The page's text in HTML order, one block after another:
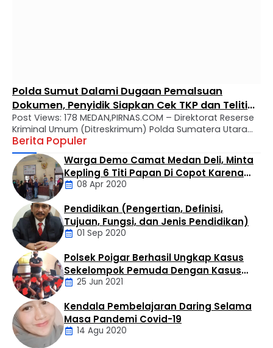
Polda Sumut Dalami Dugaan Pemalsuan
Dokumen, Penyidik Siapkan Cek TKP dan Teliti
Sejumlah Bukti
Post Views: 178 MEDAN,PIRNAS.COM – Direktorat Reserse
Kriminal Umum (Ditreskrimum) Polda Sumatera Utara
terus mendalami dugaan tindak pidana pemalsuan
surat yang dilaporkan oleh Charles Bronson Surbakti.
Hal tersebut tertuang dalam surat pemberitahuan
perkembangan hasil penyelidikan (SP2HP) bernomor
B/1723/VII/RES.1.9/2026/Ditreskrimum tertanggal 17 Juli
2026. Dalam surat tersebut dijelaskan, penyelidikan
dilakukan berdasarkan Laporan Polisi Nomor
LP/B/652/IV/2026/SPKT/Polda Sumatera Utara …
Berita Populer
Daerah
Warga Demo Camat Medan Deli, Minta
Kepling 6 Titi Papan Di Copot Karena
Tak Perduli Sama Warganya
08 Apr 2020
Artikel
Pendidikan (Pengertian, Definisi,
Tujuan, Fungsi, dan Jenis Pendidikan)
01 Sep 2020
Daerah
Polsek Poigar Berhasil Ungkap Kasus
Sekelompok Pemuda Dengan Kasus
Pencabulan
25 Jun 2021
Kendala Pembelajaran Daring Selama
Masa Pandemi Covid-19
14 Agu 2020